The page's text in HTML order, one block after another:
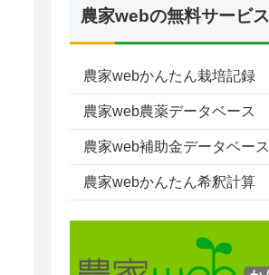
農家webの無料サービス
農家webかんたん栽培記録
農家web農薬データベース
農家web補助金データベース
農家webかんたん希釈計算